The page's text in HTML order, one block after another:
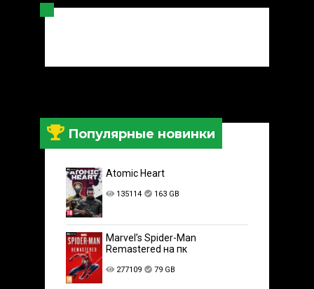
Популярные новинки
Atomic Heart
135114 163 GB
Marvel’s Spider-Man
Remastered на пк
277109 79 GB